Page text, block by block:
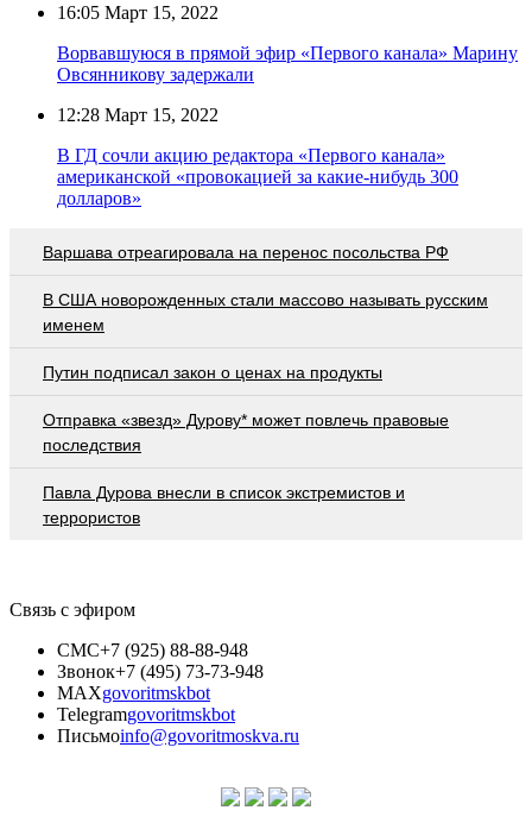
16:05 Март 15, 2022
Ворвавшуюся в прямой эфир «Первого канала» Марину
Овсянникову задержали
12:28 Март 15, 2022
В ГД сочли акцию редактора «Первого канала»
американской «провокацией за какие-нибудь 300
долларов»
Варшава отреагировала на перенос посольства РФ
В США новорожденных стали массово называть русским
именем
Путин подписал закон о ценах на продукты
Отправка «звезд» Дурову* может повлечь правовые
последствия
Павла Дурова внесли в список экстремистов и
террористов
Связь с эфиром
СМС+7 (925) 88-88-948
Звонок+7 (495) 73-73-948
MAXgovoritmskbot
Telegramgovoritmskbot
Письмоinfo@govoritmoskva.ru